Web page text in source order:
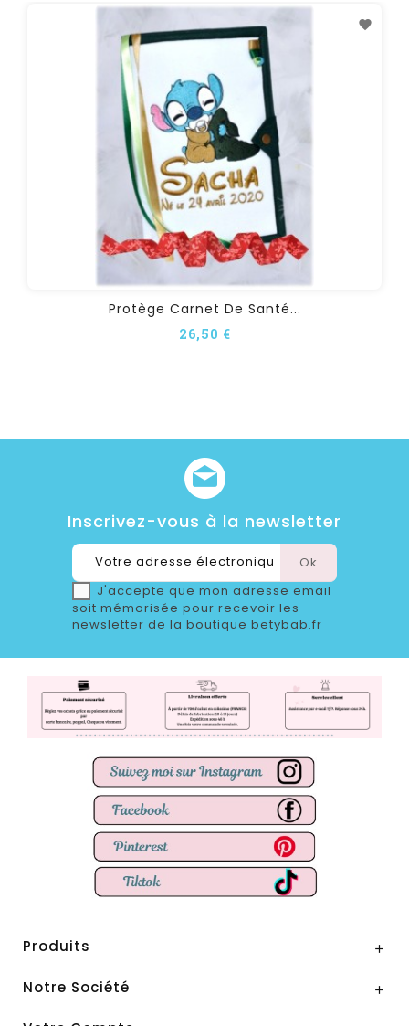
Protège Carnet De Santé...
26,50 €
Inscrivez-vous à la newsletter
J'accepte que mon adresse email
soit mémorisée pour recevoir les
newsletter de la boutique betybab.fr
Produits 
Notre Société 